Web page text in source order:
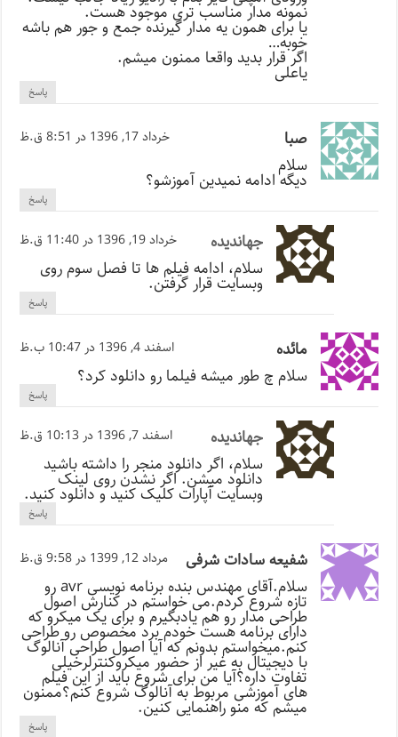
نمونه مدار مناسب تری موجود هست.
یا برای همون یه مدار گیرنده جمع و جور هم باشه
خوبه…
اگر قرار بدید واقعا ممنون میشم.
یاعلی
پاسخ
صبا خرداد 17, 1396 در 8:51 ق.ظ
سلام
دیگه ادامه نمیدین آموزشو؟
پاسخ
جهاندیده خرداد 19, 1396 در 11:40 ق.ظ
سلام، ادامه فیلم ها تا فصل سوم روی
وبسایت قرار گرفتن.
پاسخ
مائده اسفند 4, 1396 در 10:47 ب.ظ
سلام چ طور میشه فیلما رو دانلود کرد؟
پاسخ
جهاندیده اسفند 7, 1396 در 10:13 ق.ظ
سلام، اگر دانلود منجر را داشته باشید
دانلود میشن. اگر نشدن روی لینک
وبسایت آپارات کلیک کنید و دانلود کنید.
پاسخ
شفیعه سادات شرفی مرداد 12, 1399 در 9:58 ق.ظ
سلام.آقای مهندس بنده برنامه نویسی avr رو
تازه شروع کردم.می خواستم در کنارش اصول
طراحی مدار رو هم یادبگیرم و برای یک میکرو که
دارای برنامه هست خودم برد مخصوص رو طراحی
کنم.میخواستم بدونم که آیا اصول طراحی آنالوگ
با دیجیتال به غیر از حضور میکروکنترلرخیلی
تفاوت داره؟آیا من برای شروع باید از این فیلم
های آموزشی مربوط به آنالوگ شروع کنم؟ممنون
میشم که منو راهنمایی کنین.
پاسخ